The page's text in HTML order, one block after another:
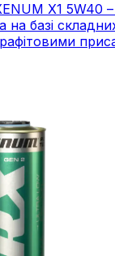
X1 5W40
базі